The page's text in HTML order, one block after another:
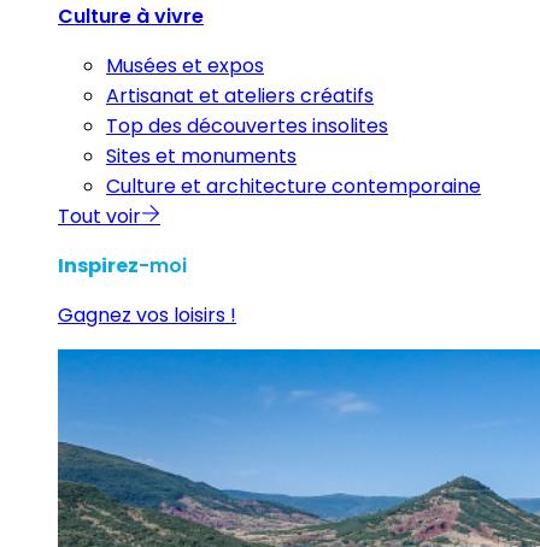
Culture à vivre
Musées et expos
Artisanat et ateliers créatifs
Top des découvertes insolites
Sites et monuments
Culture et architecture contemporaine
Tout voir
Inspirez-moi
Gagnez vos loisirs !